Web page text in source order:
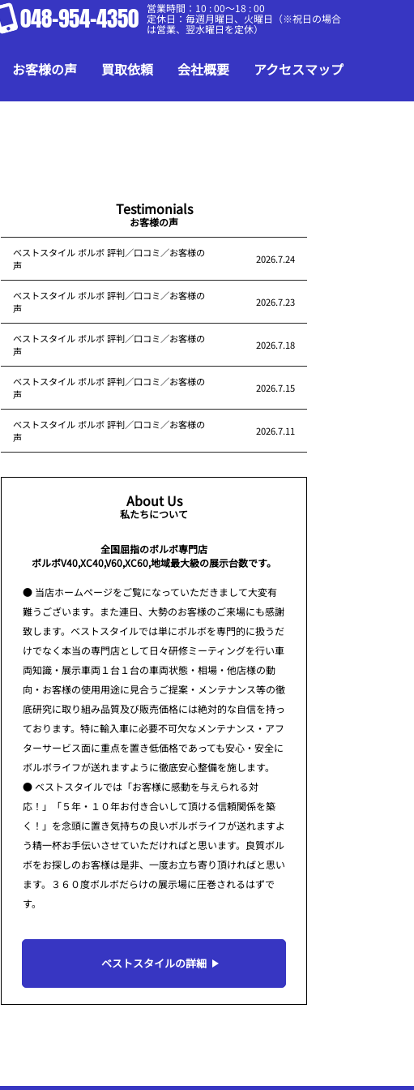
048-954-4350 営業時間：10 : 00～18 : 00
定休日：毎週月曜日、火曜日（※祝日の場合
は営業、翌水曜日を定休）
お客様の声 買取依頼 会社概要 アクセスマップ
Testimonials
お客様の声
ベストスタイル ボルボ 評判／口コミ／お客様の
声
2026.7.24
ベストスタイル ボルボ 評判／口コミ／お客様の
声
2026.7.23
ベストスタイル ボルボ 評判／口コミ／お客様の
声
2026.7.18
ベストスタイル ボルボ 評判／口コミ／お客様の
声
2026.7.15
ベストスタイル ボルボ 評判／口コミ／お客様の
声
2026.7.11
About Us
私たちについて
全国屈指のボルボ専門店
ボルボV40,XC40,V60,XC60,地域最大級の展示台数です。
● 当店ホームページをご覧になっていただきまして大変有
難うございます。また連日、大勢のお客様のご来場にも感謝
致します。ベストスタイルでは単にボルボを専門的に扱うだ
けでなく本当の専門店として日々研修ミーティングを行い車
両知識・展示車両１台１台の車両状態・相場・他店様の動
向・お客様の使用用途に見合うご提案・メンテナンス等の徹
底研究に取り組み品質及び販売価格には絶対的な自信を持っ
ております。特に輸入車に必要不可欠なメンテナンス・アフ
ターサービス面に重点を置き低価格であっても安心・安全に
ボルボライフが送れますように徹底安心整備を施します。
● ベストスタイルでは「お客様に感動を与えられる対
応！」「５年・１０年お付き合いして頂ける信頼関係を築
く！」を念頭に置き気持ちの良いボルボライフが送れますよ
う精一杯お手伝いさせていただければと思います。良質ボル
ボをお探しのお客様は是非、一度お立ち寄り頂ければと思い
ます。３６０度ボルボだらけの展示場に圧巻されるはずで
す。
ベストスタイルの詳細